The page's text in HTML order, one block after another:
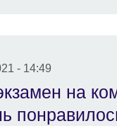
- 14:49
на